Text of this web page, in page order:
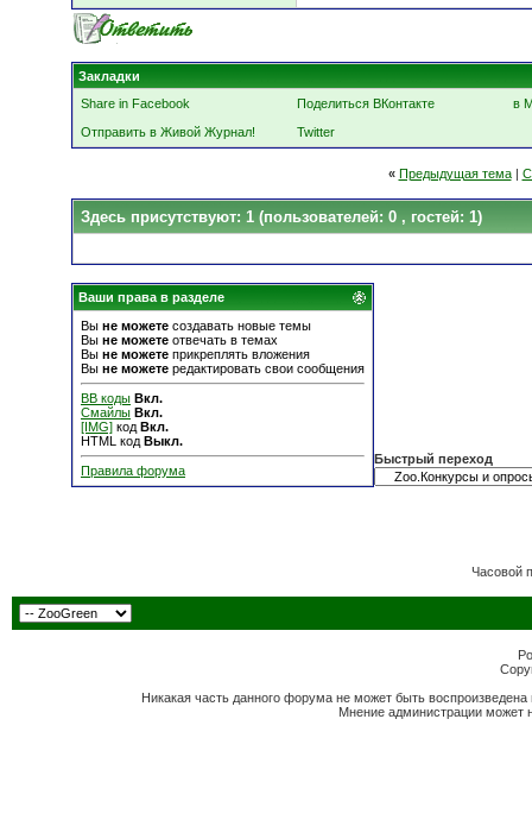
Закладки
Share in Facebook
Поделиться ВКонтакте
в
Отправить в Живой Журнал!
Twitter
« Предыдущая тема|
Здесь присутствуют: 1 (пользователей: 0 , гостей: 1)
Ваши права в разделе
Вы не можете создавать новые темы
Вы не можете отвечать в темах
Вы не можете прикреплять вложения
Вы не можете редактировать свои сообщения
BB коды Вкл.
Смайлы Вкл.
[IMG] код Вкл.
HTML код Выкл.
Правила форума
Быстрый переход
Часовой
Никакая часть данного форума не может быть
Мнение администрации может